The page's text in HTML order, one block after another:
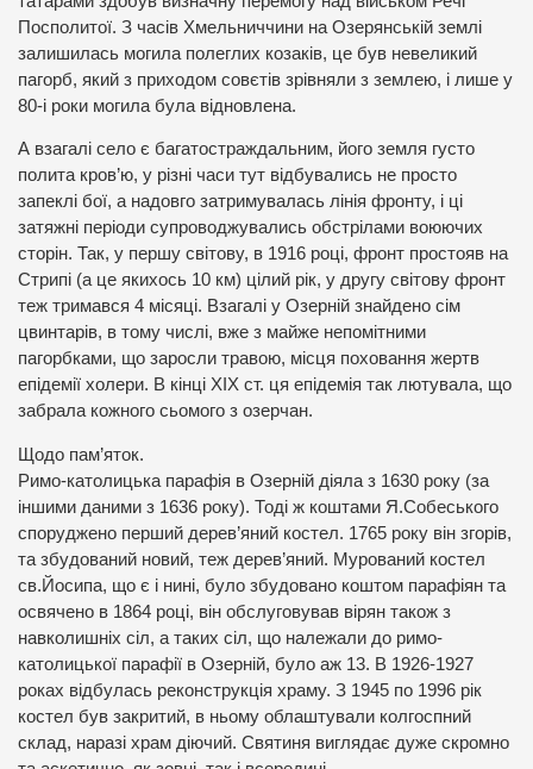
Посполитої. З часів Хмельниччини на Озерянській землі
залишилась могила полеглих козаків, це був невеликий
пагорб, який з приходом совєтів зрівняли з землею, і лише у
80-і роки могила була відновлена.
А взагалі село є багатостраждальним, його земля густо
полита кров’ю, у різні часи тут відбувались не просто
запеклі бої, а надовго затримувалась лінія фронту, і ці
затяжні періоди супроводжувались обстрілами воюючих
сторін. Так, у першу світову, в 1916 році, фронт простояв на
Стрипі (а це якихось 10 км) цілий рік, у другу світову фронт
теж тримався 4 місяці. Взагалі у Озерній знайдено сім
цвинтарів, в тому числі, вже з майже непомітними
пагорбками, що заросли травою, місця поховання жертв
епідемії холери. В кінці ХІХ ст. ця епідемія так лютувала, що
забрала кожного сьомого з озерчан.
Щодо пам’яток.
Римо-католицька парафія в Озерній діяла з 1630 року (за
іншими даними з 1636 року). Тоді ж коштами Я.Собеського
споруджено перший дерев’яний костел. 1765 року він згорів,
та збудований новий, теж дерев’яний. Мурований костел
св.Йосипа, що є і нині, було збудовано коштом парафіян та
освячено в 1864 році, він обслуговував вірян також з
навколишніх сіл, а таких сіл, що належали до римо-
католицької парафії в Озерній, було аж 13. В 1926-1927
роках відбулась реконструкція храму. З 1945 по 1996 рік
костел був закритий, в ньому облаштували колгоспний
склад, наразі храм діючий. Святиня виглядає дуже скромно